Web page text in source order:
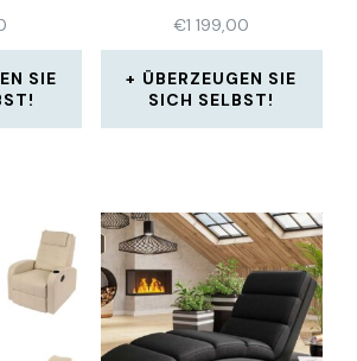
SIE
€1 199,00
ÜBERZEUGEN SIE
SICH SELBST!